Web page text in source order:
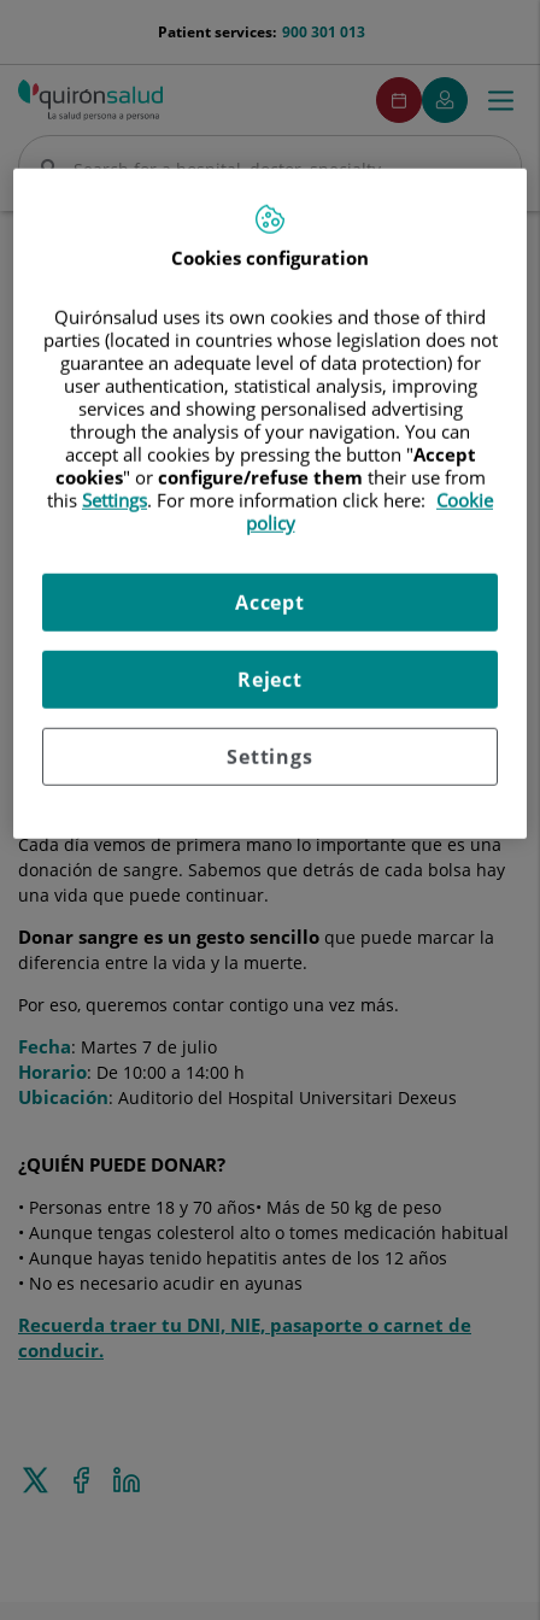
menu-
900 301 013
Patient services:
Search
Search
menuPedirCita
Make
an
appointment
My
Quirónsalud
Menu
Communication
Events calendar
DONA
SANGRE.
REGALA
DONA SANGRE. REGALA VIDA
7 de julio de 2026
Cada día vemos de primera mano lo importante que es una
donación de sangre. Sabemos que detrás de cada bolsa hay
una vida que puede continuar.
Donar sangre es un gesto sencillo que puede marcar la
diferencia entre la vida y la muerte.
Por eso, queremos contar contigo una vez más.
Fecha: Martes 7 de julio
Horario: De 10:00 a 14:00 h
Ubicación: Auditorio del Hospital Universitari Dexeus
¿QUIÉN PUEDE DONAR?
• Personas entre 18 y 70 años• Más de 50 kg de peso
• Aunque tengas colesterol alto o tomes medicación habitual
• Aunque hayas tenido hepatitis antes de los 12 años
• No es necesario acudir en ayunas
Recuerda traer tu DNI, NIE, pasaporte o carnet de
conducir.
Tweet
this
Share
Cookies configuration
Quirónsalud uses its own cookies and those of third
parties (located in countries whose legislation does not
guarantee an adequate level of data protection) for
user authentication, statistical analysis, improving
services and showing personalised advertising
through the analysis of your navigation. You can
accept all cookies by pressing the button "Accept
cookies" or configure/refuse them their use from
this Settings. For more information click here: Cookie
policy
Settings
Reject
Accept